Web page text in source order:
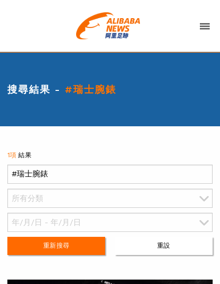
搜尋結果 - #瑞士腕錶
1項結果
重新搜尋 重設